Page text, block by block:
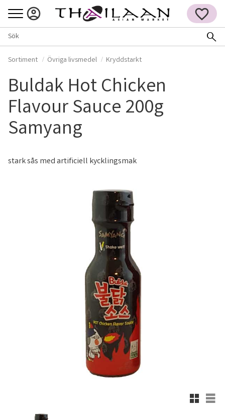
FAVORITER
Sortiment Övriga livsmedel Kryddstarkt
Buldak Hot Chicken
Flavour Sauce 200g
Samyang
stark sås med artificiell kycklingsmak